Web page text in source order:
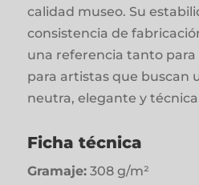
calidad museo. Su
consistencia de
una referencia tanto
para artistas que buscan
neutra, elegante y
Ficha técnica
Gramaje:308 g/m²